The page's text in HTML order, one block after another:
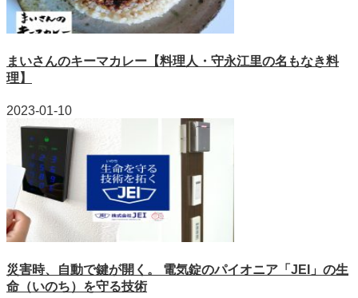
まいさんのキーマカレー【料理人・守永江里の名もなき料
理】
2023-01-10
災害時、自動で鍵が開く。 電気錠のパイオニア「JEI」の生
命（いのち）を守る技術